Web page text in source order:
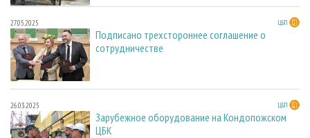
27.05.2025 ЦБП
Подписано трехстороннее соглашение о
сотрудничестве
26.03.2025 ЦБП
Зарубежное оборудование на Кондопожском
ЦБК